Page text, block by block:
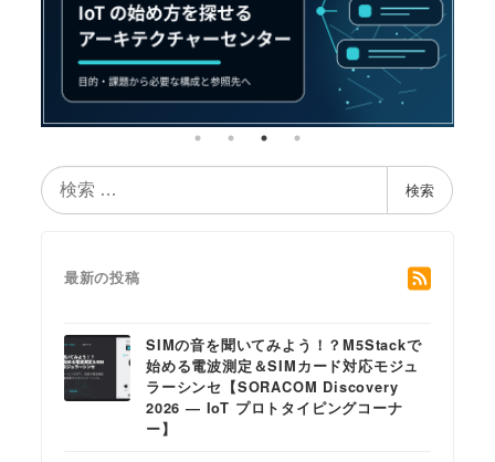
検
索
検索
最新の投稿
SIMの音を聞いてみよう！？M5Stackで
始める電波測定＆SIMカード対応モジュ
ラーシンセ【SORACOM Discovery
2026 ― IoT プロトタイピングコーナ
ー】